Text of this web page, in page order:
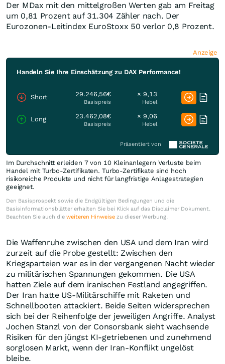
Der MDax mit den mittelgroßen Werten gab am Freitag
um 0,81 Prozent auf 31.304 Zähler nach. Der
Eurozonen-Leitindex EuroStoxx 50 verlor 0,8 Prozent.
Anzeige
Handeln Sie Ihre Einschätzung zu DAX Performance!
Short 29.246,56€
Basispreis
× 9,13
Hebel
Long 23.462,08€
Basispreis
× 9,06
Hebel
Präsentiert von
Im Durchschnitt erleiden 7 von 10 Kleinanlegern Verluste beim
Handel mit Turbo-Zertifikaten. Turbo-Zertifikate sind hoch
risikoreiche Produkte und nicht für langfristige Anlagestrategien
geeignet.
Den Basisprospekt sowie die Endgültigen Bedingungen und die
Basisinformationsblätter erhalten Sie bei Klick auf das Disclaimer Dokument.
Beachten Sie auch die weiteren Hinweise zu dieser Werbung.
Die Waffenruhe zwischen den USA und dem Iran wird
zurzeit auf die Probe gestellt: Zwischen den
Kriegsparteien war es in der vergangenen Nacht wieder
zu militärischen Spannungen gekommen. Die USA
hatten Ziele auf dem iranischen Festland angegriffen.
Der Iran hatte US-Militärschiffe mit Raketen und
Schnellbooten attackiert. Beide Seiten widersprechen
sich bei der Reihenfolge der jeweiligen Angriffe. Analyst
Jochen Stanzl von der Consorsbank sieht wachsende
Risiken für den jüngst KI-getriebenen und zunehmend
sorglosen Markt, wenn der Iran-Konflikt ungelöst
bleibe.